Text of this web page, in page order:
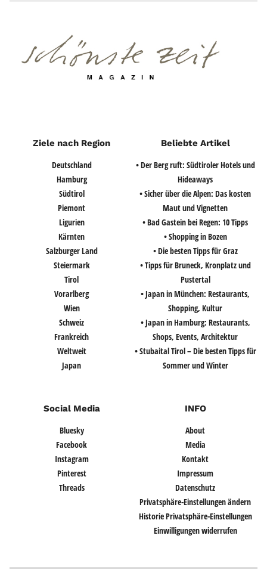
Ziele nach Region
Deutschland
Hamburg
Südtirol
Piemont
Ligurien
Kärnten
Salzburger Land
Steiermark
Tirol
Vorarlberg
Wien
Schweiz
Frankreich
Weltweit
Japan
Beliebte Artikel
• Der Berg ruft: Südtiroler Hotels und
Hideaways
• Sicher über die Alpen: Das kosten
Maut und Vignetten
• Bad Gastein bei Regen: 10 Tipps
• Shopping in Bozen
• Die besten Tipps für Graz
• Tipps für Bruneck, Kronplatz und
Pustertal
• Japan in München: Restaurants,
Shopping, Kultur
• Japan in Hamburg: Restaurants,
Shops, Events, Architektur
• Stubaital Tirol – Die besten Tipps für
Sommer und Winter
Social Media
Bluesky
Facebook
Instagram
Pinterest
Threads
INFO
About
Media
Kontakt
Impressum
Datenschutz
Privatsphäre-Einstellungen ändern
Historie Privatsphäre-Einstellungen
Einwilligungen widerrufen